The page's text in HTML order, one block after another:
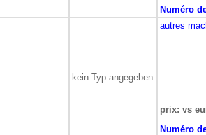
Numéro
kein Typ angegeben
autres
prix: vs
Numéro